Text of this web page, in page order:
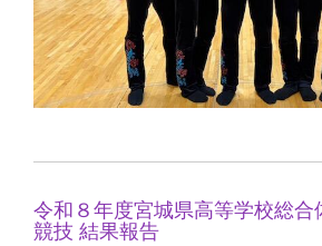
令和８年度宮城県高等学校総
競技 結果報告